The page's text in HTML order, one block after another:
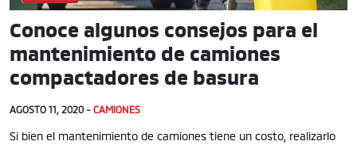
Conoce algunos consejos para el
mantenimiento de camiones
compactadores de basura
AGOSTO 11, 2020 - CAMIONES
Si bien el mantenimiento de camiones tiene un costo, realizarlo